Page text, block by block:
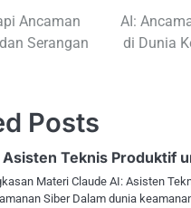
Ancaman
Serangan
AI:
di Dunia
Posts
Asisten Teknis Produktif
Materi Claude AI: Asisten
Siber Dalam dunia